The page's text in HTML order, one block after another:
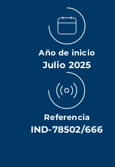
Año de inicio
Julio 2025
Referencia
IND-78502/666